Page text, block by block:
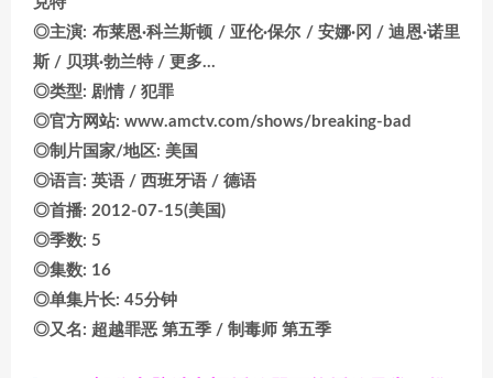
◎主演: 布莱恩·科兰斯顿 / 亚伦·保尔 / 安娜·冈 / 迪恩·诺里
斯 / 贝琪·勃兰特 / 更多…
◎类型: 剧情 / 犯罪
◎官方网站: www.amctv.com/shows/breaking-bad
◎制片国家/地区: 美国
◎语言: 英语 / 西班牙语 / 德语
◎首播: 2012-07-15(美国)
◎季数: 5
◎集数: 16
◎单集片长: 45分钟
◎又名: 超越罪恶 第五季 / 制毒师 第五季